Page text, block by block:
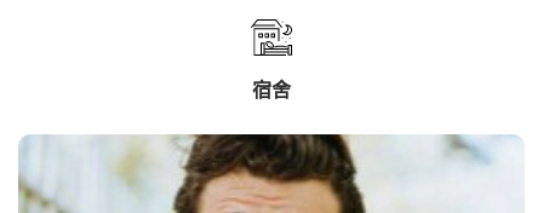
宿舍